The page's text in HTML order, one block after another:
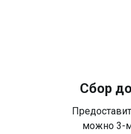
Сбор
можно 3-